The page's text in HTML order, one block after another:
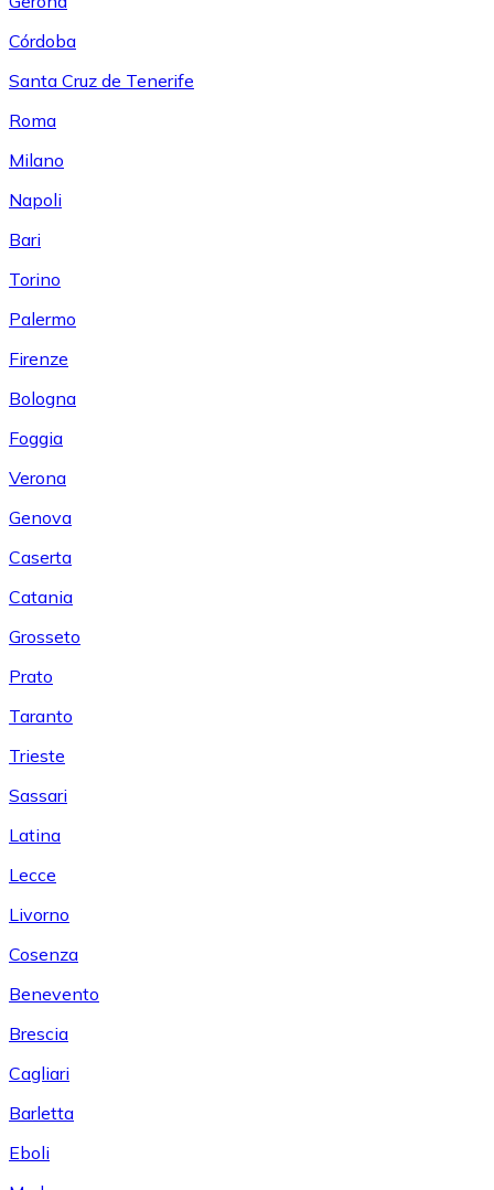
Córdoba
Santa Cruz de Tenerife
Roma
Milano
Napoli
Bari
Torino
Palermo
Firenze
Bologna
Foggia
Verona
Genova
Caserta
Catania
Grosseto
Prato
Taranto
Trieste
Sassari
Latina
Lecce
Livorno
Cosenza
Benevento
Brescia
Cagliari
Barletta
Eboli